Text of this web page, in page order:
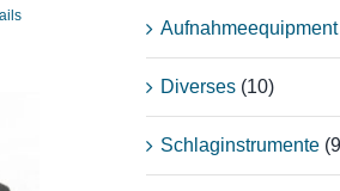
Aufnahmeequipment
Diverses (10)
Schlaginstrumente